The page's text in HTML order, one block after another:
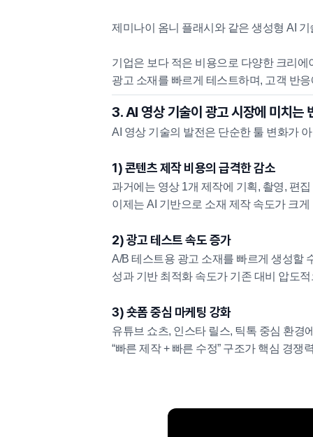
제미나이 옴니 플래시와 같은 생성형 AI
기업은 보다 적은 비용으로 다양한 크리에
광고 소재를 빠르게 테스트하며, 고객 반
3. AI 영상 기술이 광고 시장에 미치는
AI 영상 기술의 발전은 단순한 툴 변화가
1) 콘텐츠 제작 비용의 급격한 감소
과거에는 영상 1개 제작에 기획, 촬영, 편
이제는 AI 기반으로 소재 제작 속도가 크게
2) 광고 테스트 속도 증가
A/B 테스트용 광고 소재를 빠르게 생성할
성과 기반 최적화 속도가 기존 대비 압도
3) 숏폼 중심 마케팅 강화
유튜브 쇼츠, 인스타 릴스, 틱톡 중심 환경
“빠른 제작 + 빠른 수정” 구조가 핵심 경쟁